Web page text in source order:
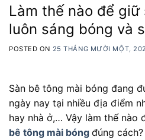
Làm thế nào để
luôn sáng bóng và
POSTED ON 25 THÁNG MƯỜI MỘT,
Sàn bê tông mài bóng đang
ngày nay tại nhiều địa điểm
hay nhà ở,… Vậy làm thế nào
bê tông mài bóng đúng